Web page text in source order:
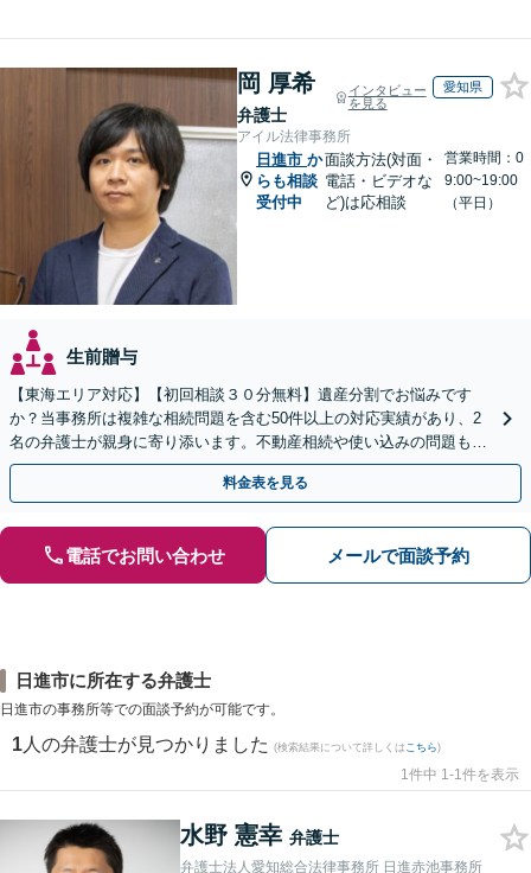
岡 厚希
弁護士
インタビュー
を見る
愛知県
アイル法律事務所
日進市 か
らも相談
受付中
面談方法(対面・
電話・ビデオな
ど)は応相談
営業時間：0
9:00~19:00
（平日）
生前贈与
【東海エリア対応】【初回相談３０分無料】遺産分割でお悩みです
か？当事務所は複雑な相続問題を含む50件以上の対応実績があり、2
名の弁護士が親身に寄り添います。不動産相続や使い込みの問題も分
かりやすく解説。WEB相談可能。LINE予約受付中
料金表を見る
電話でお問い合わせ メールで面談予約
日進市に所在する弁護士
日進市の事務所等での面談予約が可能です。
1 人の弁護士が見つかりました (検索結果について詳しくは こちら)
1件中 1-1件を表示
水野 憲幸 弁護士
弁護士法人愛知総合法律事務所 日進赤池事務所